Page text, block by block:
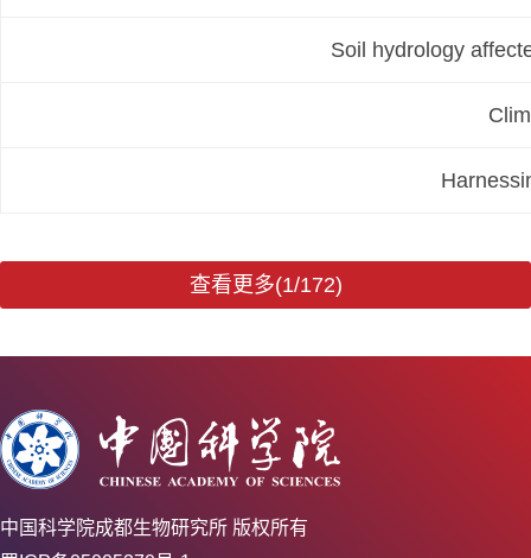
Soil hydrology
查看更多(1/172)
中国科学院成都生物研究所 版权所有